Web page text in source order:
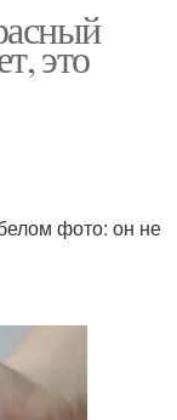
это
фото: он не